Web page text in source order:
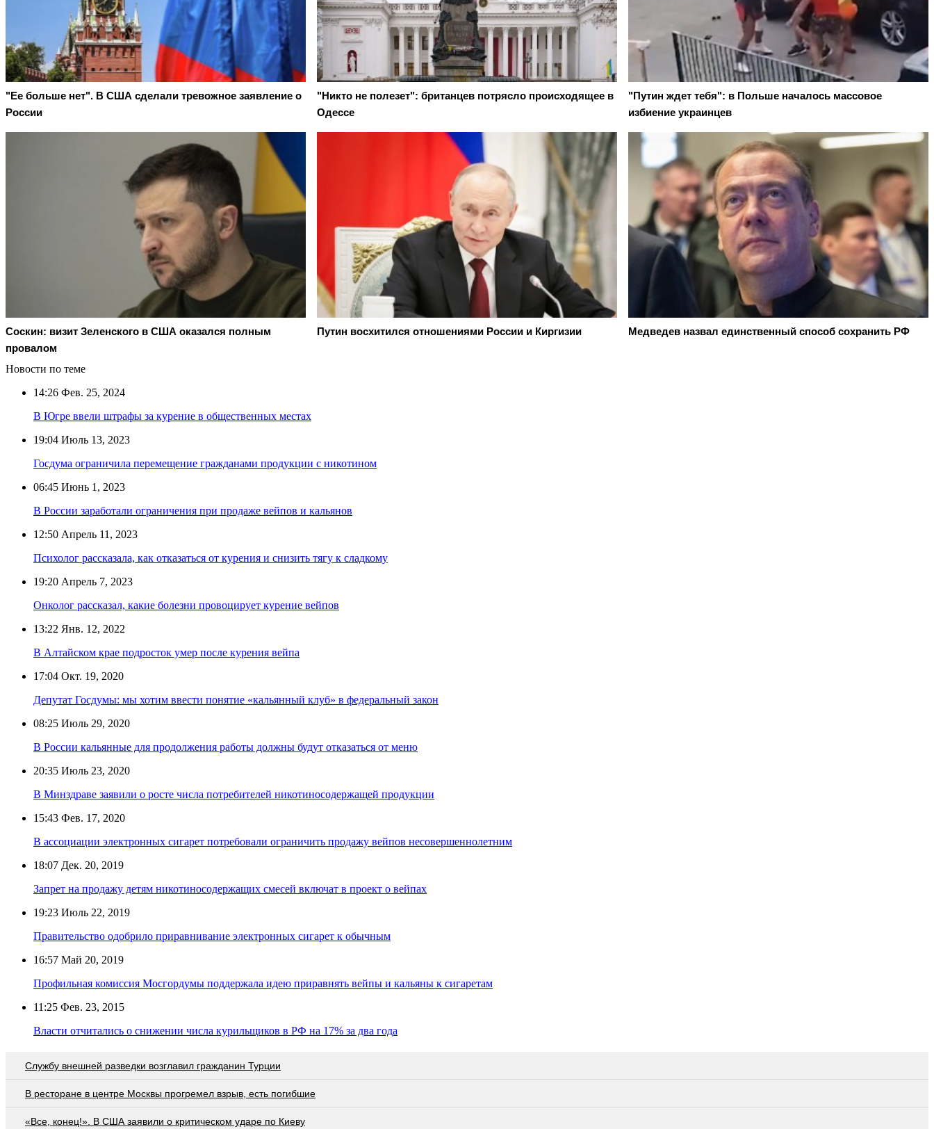
"Ее больше нет". В США сделали тревожное заявление о
России
"Никто не полезет": британцев потрясло происходящее в
Одессе
"Путин ждет тебя": в Польше началось массовое
избиение украинцев
Соскин: визит Зеленского в США оказался полным
провалом
Путин восхитился отношениями России и Киргизии Медведев назвал единственный способ сохранить РФ
Новости по теме
14:26 Фев. 25, 2024
В Югре ввели штрафы за курение в общественных местах
19:04 Июль 13, 2023
Госдума ограничила перемещение гражданами продукции с никотином
06:45 Июнь 1, 2023
В России заработали ограничения при продаже вейпов и кальянов
12:50 Апрель 11, 2023
Психолог рассказала, как отказаться от курения и снизить тягу к сладкому
19:20 Апрель 7, 2023
Онколог рассказал, какие болезни провоцирует курение вейпов
13:22 Янв. 12, 2022
В Алтайском крае подросток умер после курения вейпа
17:04 Окт. 19, 2020
Депутат Госдумы: мы хотим ввести понятие «кальянный клуб» в федеральный закон
08:25 Июль 29, 2020
В России кальянные для продолжения работы должны будут отказаться от меню
20:35 Июль 23, 2020
В Минздраве заявили о росте числа потребителей никотиносодержащей продукции
15:43 Фев. 17, 2020
В ассоциации электронных сигарет потребовали ограничить продажу вейпов несовершеннолетним
18:07 Дек. 20, 2019
Запрет на продажу детям никотиносодержащих смесей включат в проект о вейпах
19:23 Июль 22, 2019
Правительство одобрило приравнивание электронных сигарет к обычным
16:57 Май 20, 2019
Профильная комиссия Мосгордумы поддержала идею приравнять вейпы и кальяны к сигаретам
11:25 Фев. 23, 2015
Власти отчитались о снижении числа курильщиков в РФ на 17% за два года
Службу внешней разведки возглавил гражданин Турции
В ресторане в центре Москвы прогремел взрыв, есть погибшие
«Все, конец!». В США заявили о критическом ударе по Киеву